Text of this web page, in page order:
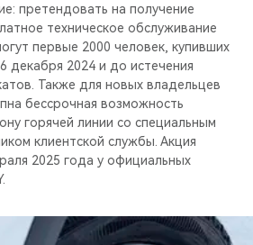
претендовать на получение
техническое обслуживание
первые 2000 человек, купивших
декабря 2024 и до истечения
Также для новых владельцев
бессрочная возможность
горячей линии со специальным
клиентской службы. Акция
2025 года у официальных